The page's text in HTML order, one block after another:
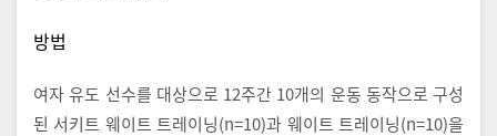
방법
여자 유도 선수를 대상으로 12주간 10개의 운동 동작으로 구성
된 서키트 웨이트 트레이닝(n=10)과 웨이트 트레이닝(n=10)을